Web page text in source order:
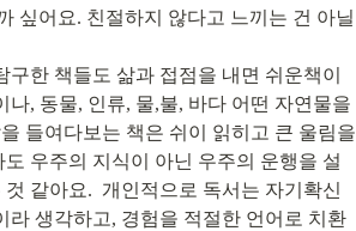
싶어요. 친절하지 않다고 느끼는 건 아닐
구한 책들도 삶과 접점을 내면 쉬운책이
나, 동물, 인류, 물,불, 바다 어떤 자연물을
들여다보는 책은 쉬이 읽히고 큰 울림을
우주의 지식이 아닌 우주의 운행을 설
같아요.  개인적으로 독서는 자기확신
라 생각하고, 경험을 적절한 언어로 치환